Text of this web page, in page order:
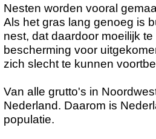
Nesten worden vooral
Als het gras lang genoeg is
nest, dat daardoor moeilijk
bescherming voor
zich slecht te kunnen
Van alle grutto's in
Nederland. Daarom is
populatie.